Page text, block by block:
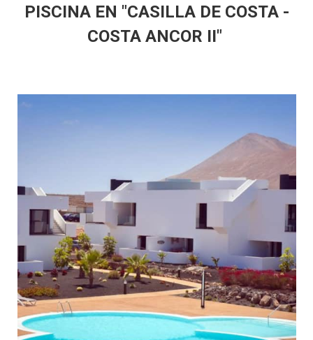
PISCINA EN "CASILLA DE COSTA -
COSTA ANCOR II"